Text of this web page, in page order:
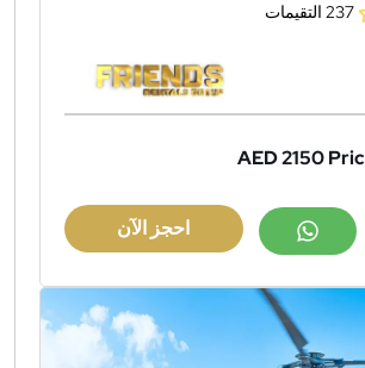
237 التقيمات
AED 2150
احجز الآن